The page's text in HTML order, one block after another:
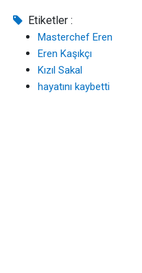
Etiketler :
Masterchef Eren
Eren Kaşıkçı
Kızıl Sakal
hayatını kaybetti